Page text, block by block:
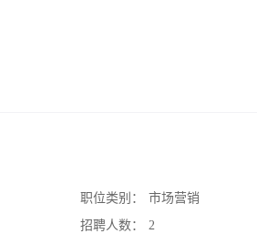
职位类别：
市场营销
招聘人数：
2